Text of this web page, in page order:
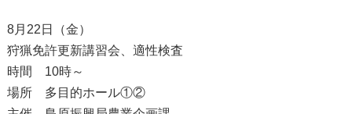
8月22日（金）
狩猟免許更新講習会、適性検査
時間 10時～
場所 多目的ホール①②